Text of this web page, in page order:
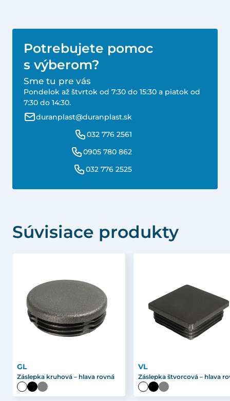
Potrebujete pomoc
s výberom?
Sme tu pre vás
Pondelok až štvrtok od 7:30 do 15:30 a piatok od
7:30 do 14:30.
duranplast@duranplast.sk
032 776 2561
0905 780 862
032 776 2525
Súvisiace produkty
GL
Záslepka kruhová – hlava rovná
VL
Záslepka štvorcová – hlava